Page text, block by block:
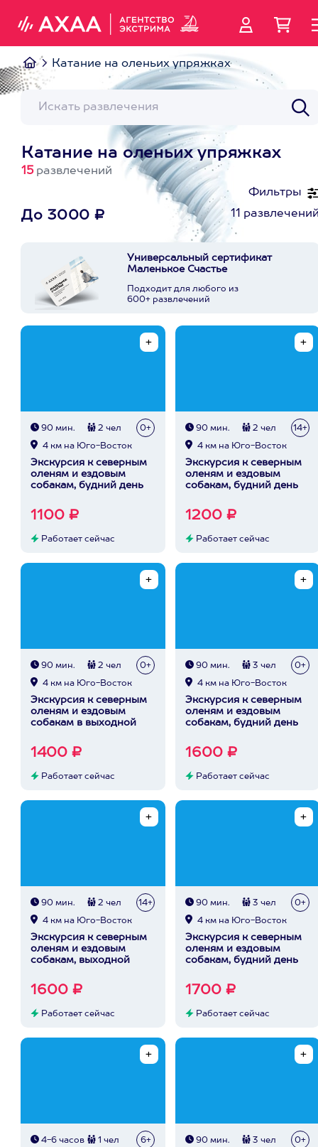
Катание на оленьих упряжках
Катание на оленьих упряжках
15развлечений
Фильтры
До 3000 ₽ 11
Универсальный сертификат
Маленькое Счастье
Подходит для любого из
600+ развлечений
90 мин. 2 чел 0+
4 км на Юго-Восток
Экскурсия к северным
оленям и ездовым
собакам, будний день
1100 ₽
Работает сейчас
90 мин. 2 чел 14+
4 км на Юго-Восток
Экскурсия к северным
оленям и ездовым
собакам, будний день
1200 ₽
Работает сейчас
90 мин. 2 чел 0+
4 км на Юго-Восток
Экскурсия к северным
оленям и ездовым
собакам в выходной
1400 ₽
Работает сейчас
90 мин. 3 чел 0+
4 км на Юго-Восток
Экскурсия к северным
оленям и ездовым
собакам, будний день
1600 ₽
Работает сейчас
90 мин. 2 чел 14+
4 км на Юго-Восток
Экскурсия к северным
оленям и ездовым
собакам, выходной
1600 ₽
Работает сейчас
90 мин. 3 чел 0+
4 км на Юго-Восток
Экскурсия к северным
оленям и ездовым
собакам, будний день
1700 ₽
Работает сейчас
4-6 часов 1 чел 6+ 90 мин. 3 чел 0+